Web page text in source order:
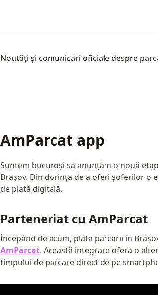
Noutăți și comunicări oficiale despre
AmParcat app
Suntem bucuroși să anunțăm o nouă
Brașov. Din dorința de a oferi șoferilor o
de plată digitală.
Parteneriat cu AmParcat
Începând de acum, plata parcării în
AmParcat. Această integrare oferă o
timpului de parcare direct de pe